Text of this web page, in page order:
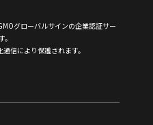
グローバルサインの企業認証サー
信により保護されます。